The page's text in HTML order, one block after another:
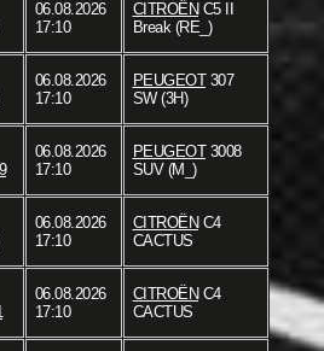
06.08.2026
17:10
CITROËN C5 II
Break (RE_)
06.08.2026
17:10
PEUGEOT307
SW (3H)
06.08.2026
17:10
PEUGEOT3008
SUV (M_)
06.08.2026
17:10
CITROËN C4
CACTUS
06.08.2026
17:10
CITROËN C4
CACTUS